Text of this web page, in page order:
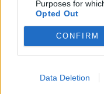
Purposes for
Opted Out
CONFIRM
Data Deletion